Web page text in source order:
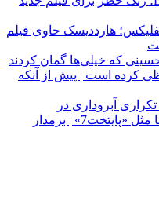
از نتفلیکس؛ هارددیسک حاوی فیلم
که خیلی‌ها گمان کردند
کرده است | پیش از آنکه
آبروداری در
خواستگاری دست گذاشته دقیقا مثل «پایتخت7» | برمدار